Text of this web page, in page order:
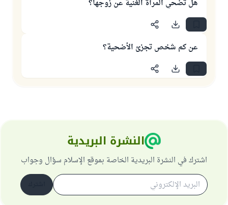
هل تضحي المرأة الغنية عن زوجها؟
عن كم شخص تجزئ الأضحية؟
النشرة البريدية
اشترك في النشرة البريدية الخاصة بموقع الإسلام سؤال وجواب